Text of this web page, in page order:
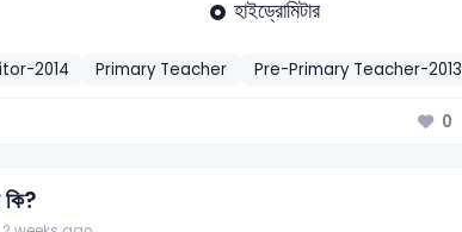
হাইড্রোমিটার
2014 Primary Teacher Pre-Primary Teacher-2013
0
কি?